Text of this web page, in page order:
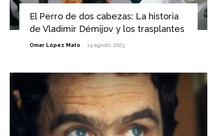
El Perro de dos cabezas: La historia
de Vladímir Démijov y los trasplantes
Omar López Mato - 14 agosto, 2023